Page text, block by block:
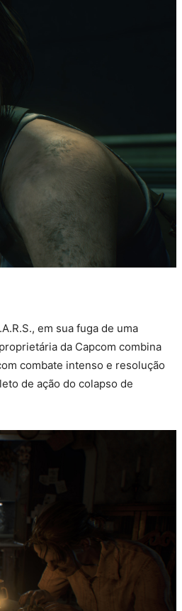
em sua fuga de uma
da Capcom combina
combate intenso e resolução
de ação do colapso de